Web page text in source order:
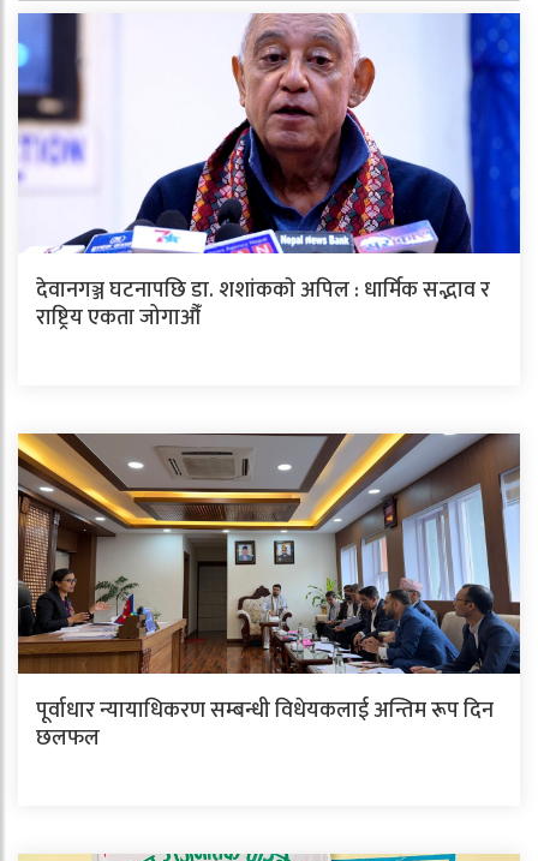
देवानगञ्ज घटनापछि डा. शशांककाे अपिल : धार्मिक सद्भाव र
राष्ट्रिय एकता जोगाऔँ
पूर्वाधार न्यायाधिकरण सम्बन्धी विधेयकलाई अन्तिम रूप दिन
छलफल